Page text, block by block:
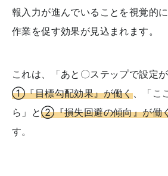
報入力が進んでいることを視覚的
作業を促す効果が見込まれます。
これは、「あと〇ステップで設定
①『目標勾配効果』が働く、「こ
ら」と②『損失回避の傾向』が働
す。